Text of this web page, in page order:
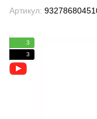
Артикул:
3
3